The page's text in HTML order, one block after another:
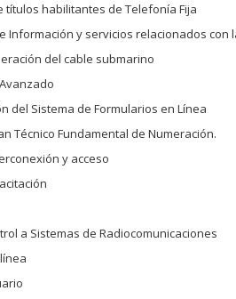
habilitantes de Telefonía Fija
y servicios relacionados con
del cable submarino
Sistema de Formularios en Línea
Fundamental de Numeración.
y acceso
a Sistemas de Radiocomunicaciones